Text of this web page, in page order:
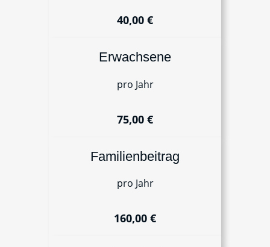
40,00 €
Erwachsene
pro Jahr
75,00 €
Familienbeitrag
pro Jahr
160,00 €